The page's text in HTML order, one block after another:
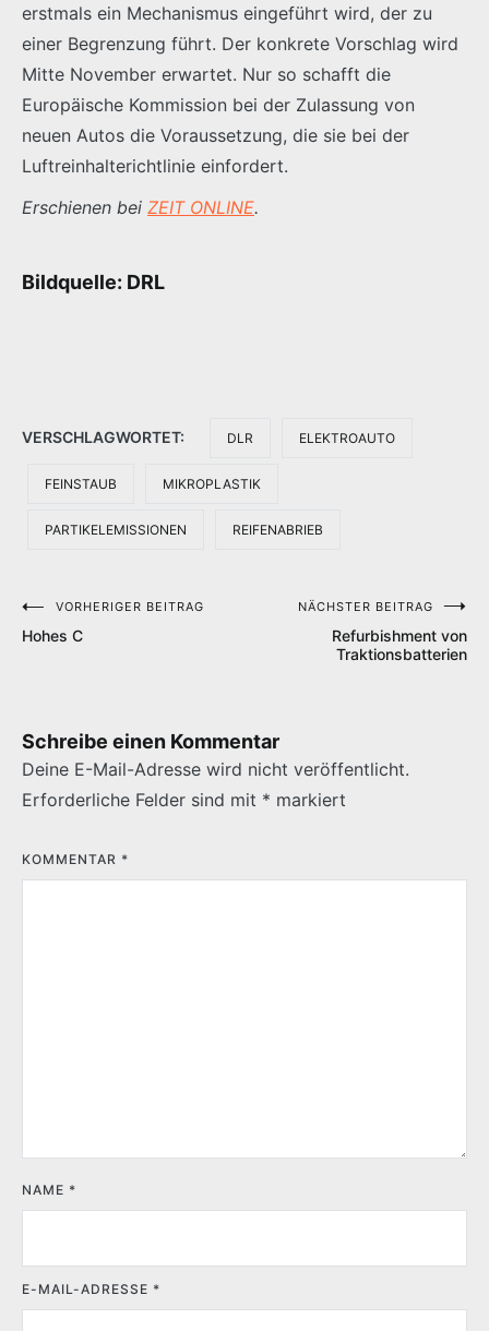
erstmals ein Mechanismus eingeführt wird, der zu
einer Begrenzung führt. Der konkrete Vorschlag wird
Mitte November erwartet. Nur so schafft die
Europäische Kommission bei der Zulassung von
neuen Autos die Voraussetzung, die sie bei der
Luftreinhalterichtlinie einfordert.
Erschienen bei ZEIT ONLINE.
Bildquelle: DRL
VERSCHLAGWORTET: DLR ELEKTROAUTO
FEINSTAUB MIKROPLASTIK
PARTIKELEMISSIONEN REIFENABRIEB
Beitragsnavigation
VORHERIGER BEITRAG
Hohes C
NÄCHSTER BEITRAG
Refurbishment von
Traktionsbatterien
Schreibe einen Kommentar
Deine E-Mail-Adresse wird nicht veröffentlicht.
Erforderliche Felder sind mit * markiert
KOMMENTAR *
NAME *
E-MAIL-ADRESSE *